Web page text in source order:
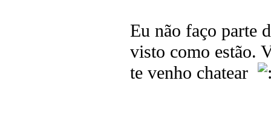
Eu não faço parte
visto como estão.
te venho chatear